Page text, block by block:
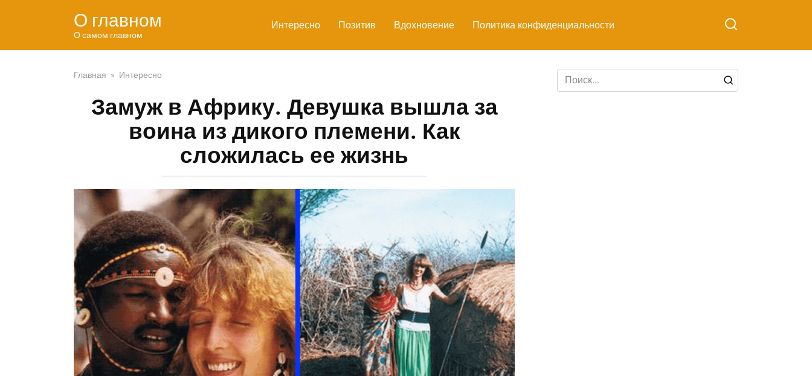
О главном
О самом главном
Интересно Позитив Вдохновение Политика конфиденциальности
Главная » Интересно
Замуж в Африку. Девушка вышла за
воина из дикого племени. Как
сложилась ее жизнь
Search
for: